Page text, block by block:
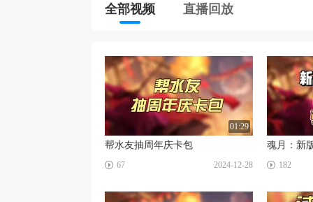
全部视频 直播回放
☑
01:29
帮水友抽周年庆卡包
67 2024-12-28
☑
182